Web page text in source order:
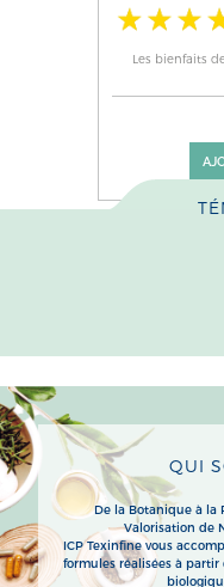
Les bienfaits
QUI
De la Botanique à la
Valorisation de
ICP Texinfine vous
formules réalisées à